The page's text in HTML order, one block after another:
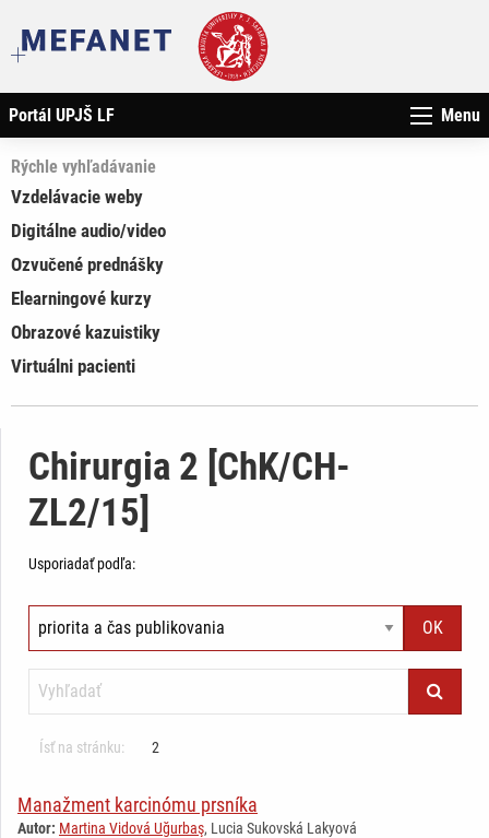
Portál UPJŠ LF Menu
Rýchle vyhľadávanie
Vzdelávacie weby
Digitálne audio/video
Ozvučené prednášky
Elearningové kurzy
Obrazové kazuistiky
Virtuálni pacienti
Chirurgia 2 [ChK/CH-
ZL2/15]
Usporiadať podľa:
Ísť na stránku: 2
Manažment karcinómu prsníka
Autor: Martina Vidová Uğurbaş, Lucia Sukovská Lakyová